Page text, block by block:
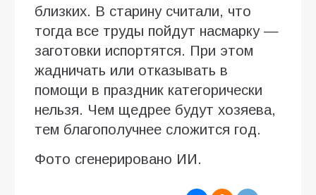
близких. В старину считали, что
тогда все труды пойдут насмарку —
заготовки испортятся. При этом
жадничать или отказывать в
помощи в праздник категорически
нельзя. Чем щедрее будут хозяева,
тем благополучнее сложится год.
Фото сгенерировано ИИ.